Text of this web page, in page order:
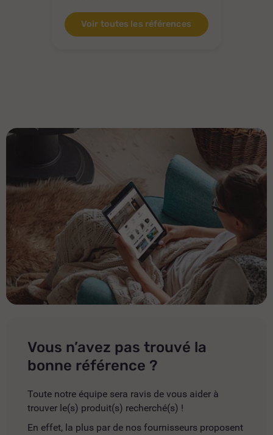
Voir toutes les références
Vous n’avez pas trouvé la
bonne référence ?
Toute notre équipe sera ravis de vous aider à
trouver le(s) produit(s) recherché(s) !
En effet, la plus par de nos fournisseurs proposent